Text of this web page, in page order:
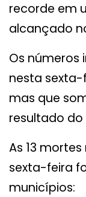
recorde em
alcançado
Os números
nesta sexta-
mas que
resultado
As 13
sexta-feira
municípios: